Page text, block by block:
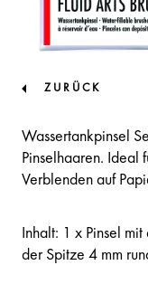
ZURÜCK
Wassertankpinsel
Pinselhaaren. Ideal
Verblenden auf
Inhalt: 1 x Pinsel
der Spitze 4 mm